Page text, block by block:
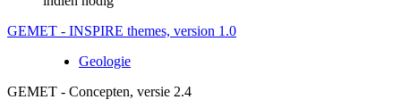
GEMET - INSPIRE themes, version 1.0
Geologie
GEMET - Concepten, versie 2.4